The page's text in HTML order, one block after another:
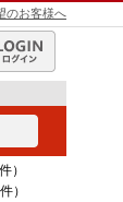
のお客様へ
ン
）
件）